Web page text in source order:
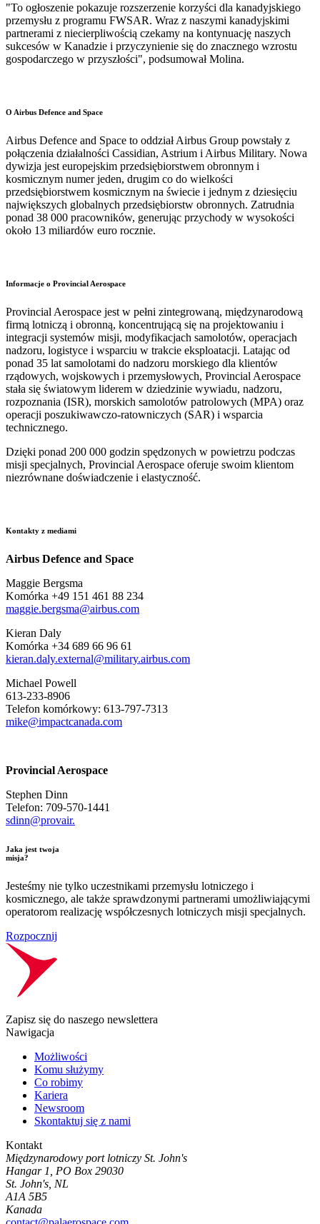
"To ogłoszenie pokazuje rozszerzenie korzyści dla kanadyjskiego
przemysłu z programu FWSAR. Wraz z naszymi kanadyjskimi
partnerami z niecierpliwością czekamy na kontynuację naszych
sukcesów w Kanadzie i przyczynienie się do znacznego wzrostu
gospodarczego w przyszłości", podsumował Molina.
O Airbus Defence and Space
Airbus Defence and Space to oddział Airbus Group powstały z
połączenia działalności Cassidian, Astrium i Airbus Military. Nowa
dywizja jest europejskim przedsiębiorstwem obronnym i
kosmicznym numer jeden, drugim co do wielkości
przedsiębiorstwem kosmicznym na świecie i jednym z dziesięciu
największych globalnych przedsiębiorstw obronnych. Zatrudnia
ponad 38 000 pracowników, generując przychody w wysokości
około 13 miliardów euro rocznie.
Informacje o Provincial Aerospace
Provincial Aerospace jest w pełni zintegrowaną, międzynarodową
firmą lotniczą i obronną, koncentrującą się na projektowaniu i
integracji systemów misji, modyfikacjach samolotów, operacjach
nadzoru, logistyce i wsparciu w trakcie eksploatacji. Latając od
ponad 35 lat samolotami do nadzoru morskiego dla klientów
rządowych, wojskowych i przemysłowych, Provincial Aerospace
stała się światowym liderem w dziedzinie wywiadu, nadzoru,
rozpoznania (ISR), morskich samolotów patrolowych (MPA) oraz
operacji poszukiwawczo-ratowniczych (SAR) i wsparcia
technicznego.
Dzięki ponad 200 000 godzin spędzonych w powietrzu podczas
misji specjalnych, Provincial Aerospace oferuje swoim klientom
niezrównane doświadczenie i elastyczność.
Kontakty z mediami
Airbus Defence and Space
Maggie Bergsma
Komórka +49 151 461 88 234
maggie.bergsma@airbus.com
Kieran Daly
Komórka +34 689 66 96 61
kieran.daly.external@military.airbus.com
Michael Powell
613-233-8906
Telefon komórkowy: 613-797-7313
mike@impactcanada.com
Provincial Aerospace
Stephen Dinn
Telefon: 709-570-1441
sdinn@provair.
Jaka jest twoja
misja?
Jesteśmy nie tylko uczestnikami przemysłu lotniczego i
kosmicznego, ale także sprawdzonymi partnerami umożliwiającymi
operatorom realizację współczesnych lotniczych misji specjalnych.
Rozpocznij
Zapisz się do naszego newslettera
Nawigacja
Możliwości
Komu służymy
Co robimy
Kariera
Newsroom
Skontaktuj się z nami
Kontakt
Międzynarodowy port lotniczy St. John's
Hangar 1, PO Box 29030
St. John's, NL
A1A 5B5
Kanada